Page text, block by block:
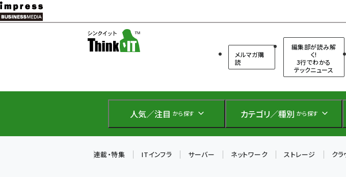
メ
イ
テ
に
メルマガ購
読
編集部が読み解
く!
3行でわかる
テックニュース
人気／注目 から探す カテゴリ／種別 から探す
連載・特集 ITインフラ サーバー ネットワーク ストレージ クラ